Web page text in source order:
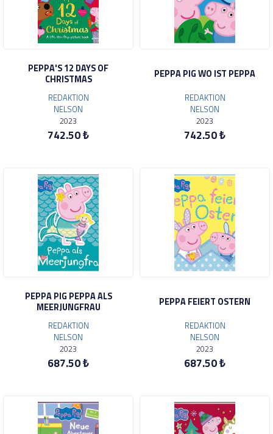
PEPPA'S 12 DAYS OF
CHRISTMAS
REDAKTION
NELSON
2023
742.50 ₺
PEPPA PIG WO IST PEPPA
REDAKTION
NELSON
2023
742.50 ₺
PEPPA PIG PEPPA ALS
MEERJUNGFRAU
REDAKTION
NELSON
2023
687.50 ₺
PEPPA FEIERT OSTERN
REDAKTION
NELSON
2023
687.50 ₺